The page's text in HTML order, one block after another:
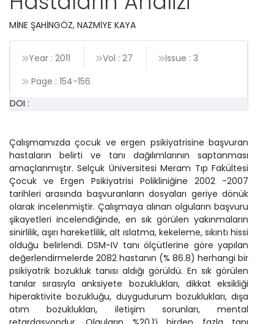
MİNE ŞAHİNGÖZ, NAZMİYE KAYA
Year : 2011 Vol : 27
Issue : 3
Page : 154-156
DOI :
Çalışmamızda çocuk ve ergen psikiyatrisine başvuran
hastaların belirti ve tanı dağılımlarının saptanması
amaçlanmıştır. Selçuk Üniversitesi Meram Tıp Fakültesi
Çocuk ve Ergen Psikiyatrisi Polikliniğine 2002 -2007
tarihleri arasında başvuranların dosyaları geriye dönük
olarak incelenmiştir. Çalışmaya alınan olguların başvuru
şikayetleri incelendiğinde, en sık görülen yakınmaların
sinirlilik, aşırı hareketlilik, alt ıslatma, kekeleme, sıkıntı hissi
olduğu belirlendi. DSM-IV tanı ölçütlerine göre yapılan
değerlendirmelerde 2082 hastanın (% 86.8) herhangi bir
psikiyatrik bozukluk tanısı aldığı görüldü. En sık görülen
tanılar sırasıyla anksiyete bozuklukları, dikkat eksikliği
hiperaktivite bozukluğu, duygudurum bozuklukları, dışa
atım bozuklukları, iletişim sorunları, mental